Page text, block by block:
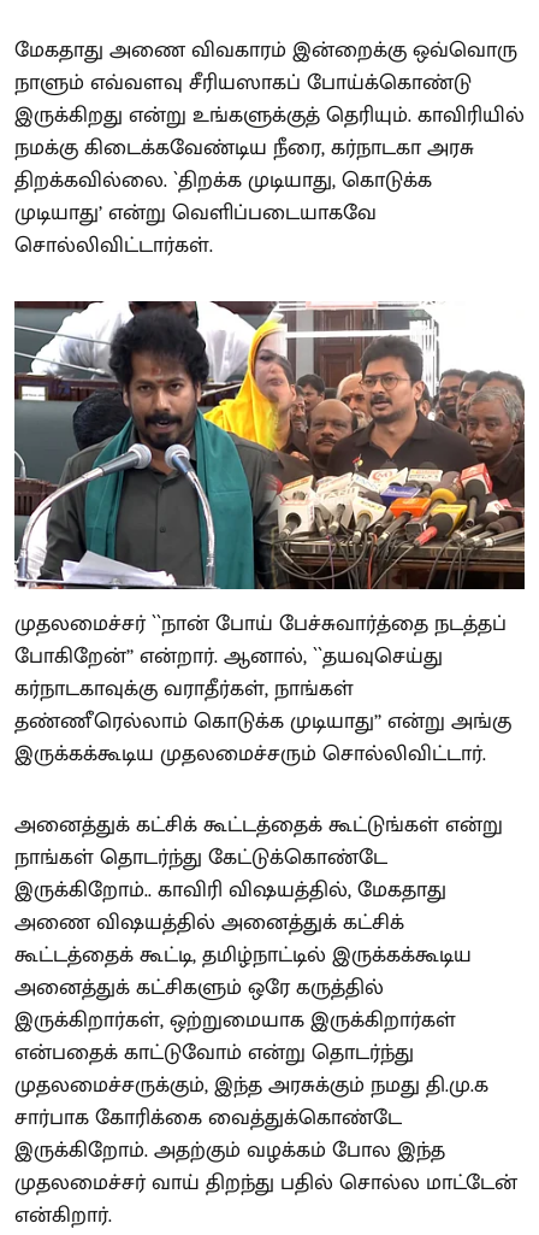
மேகதாது அணை விவகாரம் இன்றைக்கு ஒவ்வொரு
நாளும் எவ்வளவு சீரியஸாகப் போய்க்கொண்டு
இருக்கிறது என்று உங்களுக்குத் தெரியும். காவிரியில்
நமக்கு கிடைக்கவேண்டிய நீரை, கர்நாடகா அரசு
திறக்கவில்லை. `திறக்க முடியாது, கொடுக்க
முடியாது’ என்று வெளிப்படையாகவே
சொல்லிவிட்டார்கள்.
முதலமைச்சர் ``நான் போய் பேச்சுவார்த்தை நடத்தப்
போகிறேன்’’ என்றார். ஆனால், ``தயவுசெய்து
கர்நாடகாவுக்கு வராதீர்கள், நாங்கள்
தண்ணீரெல்லாம் கொடுக்க முடியாது’’ என்று அங்கு
இருக்கக்கூடிய முதலமைச்சரும் சொல்லிவிட்டார்.
அனைத்துக் கட்சிக் கூட்டத்தைக் கூட்டுங்கள் என்று
நாங்கள் தொடர்ந்து கேட்டுக்கொண்டே
இருக்கிறோம்.. காவிரி விஷயத்தில், மேகதாது
அணை விஷயத்தில் அனைத்துக் கட்சிக்
கூட்டத்தைக் கூட்டி, தமிழ்நாட்டில் இருக்கக்கூடிய
அனைத்துக் கட்சிகளும் ஒரே கருத்தில்
இருக்கிறார்கள், ஒற்றுமையாக இருக்கிறார்கள்
என்பதைக் காட்டுவோம் என்று தொடர்ந்து
முதலமைச்சருக்கும், இந்த அரசுக்கும் நமது தி.மு.க
சார்பாக கோரிக்கை வைத்துக்கொண்டே
இருக்கிறோம். அதற்கும் வழக்கம் போல இந்த
முதலமைச்சர் வாய் திறந்து பதில் சொல்ல மாட்டேன்
என்கிறார்.